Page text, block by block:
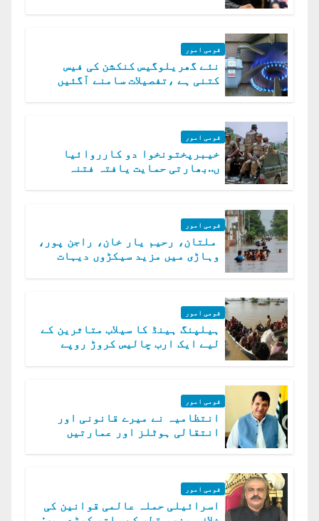
قومی امور
نئے گھریلوگیس کنکشن کی فیس
کتنی ہے ،تفصیلات سامنے آگئیں
قومی امور
خیبرپختونخوا دو کارروائیا
ں..بھارتی حمایت یافتہ فتنہ
قومی امور
ملتان، رحیم یار خان، راجن پور،
وہاڑی میں مزید سیکڑوں دیہات
قومی امور
ہیلپنگ ہینڈ کا سیلاب متاثرین کے
لیے ایک ارب چالیس کروڑ روپے
قومی امور
انتظامیہ نے میرے قانونی اور
انتقالی ہوٹلز اور عمارتیں
قومی امور
اسرائیلی حملہ عالمی قوانین کی